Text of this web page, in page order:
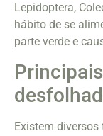
Lepidoptera,
hábito de se
parte verde e
Existem